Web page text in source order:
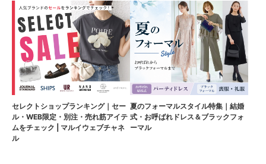
セレクトショップランキング｜セー
ル・WEB限定・別注・売れ筋アイテ
ムをチェック | マルイウェブチャネ
ル
夏のフォーマルスタイル特集｜結婚
式・お呼ばれドレス＆ブラックフォ
ーマル